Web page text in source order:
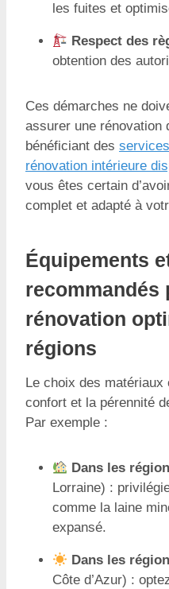
les fuites et
Respect des
obtention des
Ces démarches ne
assurer une rénovation
bénéficiant des
rénovation intérieure
vous êtes certain
complet et adapté à
Équipements
recommandés
rénovation
régions
Le choix des
confort et la pérennité
Par exemple :
Dans les
Lorraine) :
comme la laine
expansé.
Dans les
Côte d’Azur) :